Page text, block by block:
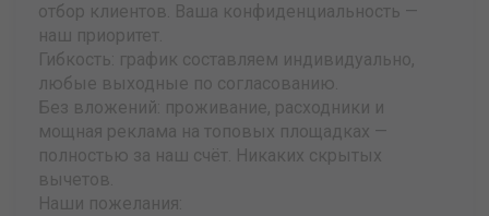
отбор клиентов. Ваша конфиденциальность —
наш приоритет.
Гибкость: график составляем индивидуально,
любые выходные по согласованию.
Без вложений: проживание, расходники и
мощная реклама на топовых площадках —
полностью за наш счёт. Никаких скрытых
вычетов.
Наши пожелания: